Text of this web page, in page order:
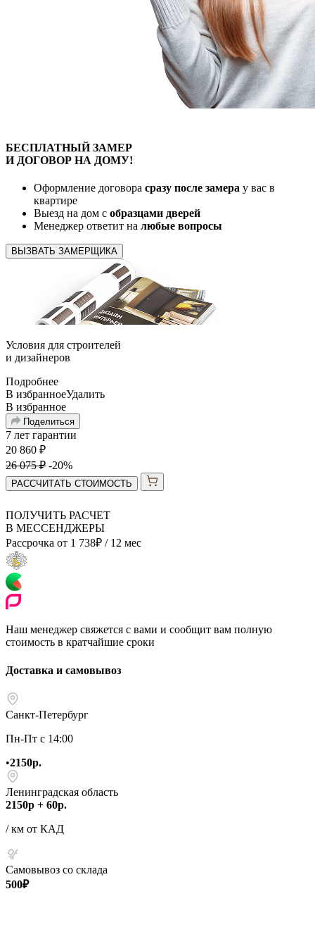
БЕСПЛАТНЫЙЗАМЕР
И ДОГОВОР НА ДОМУ!
Оформление договора сразу после замера у вас в
квартире
Выезд на дом с образцами дверей
Менеджер ответит на любые вопросы
ВЫЗВАТЬ ЗАМЕРЩИКА
Условия для строителей
и дизайнеров
Подробнее
В избранноеУдалить
В избранное
Поделиться
7 лет гарантии
20 860 ₽
26 075₽ -20%
РАССЧИТАТЬ СТОИМОСТЬ
ПОЛУЧИТЬ РАСЧЕТ
В МЕССЕНДЖЕРЫ
Рассрочка от 1 738₽ / 12 мес
Наш менеджер свяжется с вами и сообщит вам полную
стоимость в кратчайшие сроки
Доставка и самовывоз
Санкт-Петербург
Пн-Пт с 14:00
•2150р.
Ленинградская область
2150р + 60р.
/ км от КАД
Самовывоз со склада
500₽